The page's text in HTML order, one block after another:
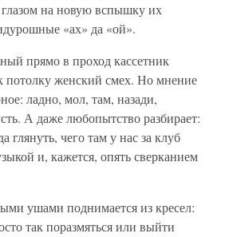
на новую вспышку их
«ах» да «ой».
прямо в проход кассетник
потолку женский смех. Но мнение
ладно, мол, там, назади,
А даже любопытство разбирает:
глянуть, чего там у нас за клуб
и, кажется, опять сверканием
ушами поднимается из кресел:
так поразмяться или выйти